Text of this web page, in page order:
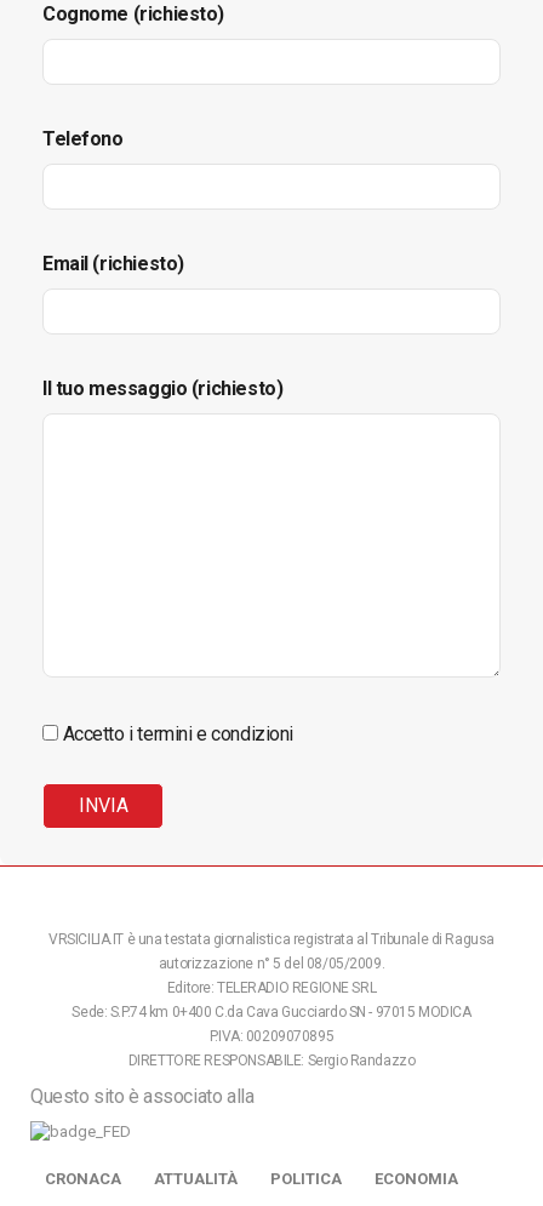
Cognome (richiesto)
Telefono
Email (richiesto)
Il tuo messaggio (richiesto)
Accetto i termini e condizioni
VRSICILIA.IT è una testata giornalistica registrata al Tribunale di Ragusa
autorizzazione n° 5 del 08/05/2009.
Editore: TELERADIO REGIONE SRL
Sede: S.P.74 km 0+400 C.da Cava Gucciardo SN - 97015 MODICA
P.IVA: 00209070895
DIRETTORE RESPONSABILE: Sergio Randazzo
Questo sito è associato alla
CRONACA ATTUALITÀ POLITICA ECONOMIA